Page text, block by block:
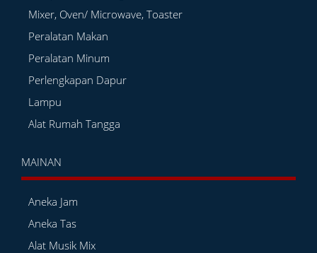
Mixer, Oven/ Microwave, Toaster
Peralatan Makan
Peralatan Minum
Perlengkapan Dapur
Lampu
Alat Rumah Tangga
MAINAN
Aneka Jam
Aneka Tas
Alat Musik Mix